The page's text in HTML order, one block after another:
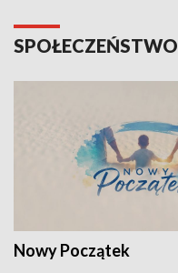
SPOŁECZEŃSTWO
Nowy Początek